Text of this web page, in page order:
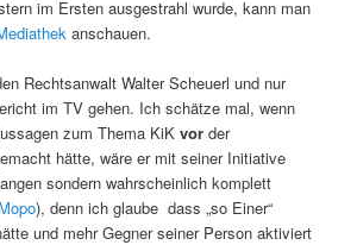
im Ersten ausgestrahl wurde, kann man
anschauen.
Rechtsanwalt Walter Scheuerl und nur
im TV gehen. Ich schätze mal, wenn
zum Thema KiKvor der
hätte, wäre er mit seiner Initiative
sondern wahrscheinlich komplett
Mopo), denn ich glaube dass „so Einer“
und mehr Gegner seiner Person aktiviert